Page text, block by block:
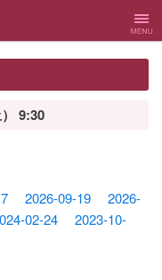
Menu
） 9:30
2026-09-19
2026-
02-24
2023-10-